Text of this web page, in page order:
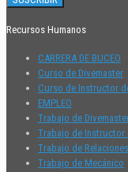
Recursos Humanos
CARRERA DE BUCEO
Curso de Divemaster
Curso de Instructor
EMPLEO
Trabajo de
Trabajo de Instructor
Trabajo de
Trabajo de Mecánico